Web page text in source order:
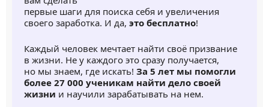
первые шаги для поиска себя и увеличения
своего заработка. И да, это бесплатно!
Каждый человек мечтает найти своё призвание
в жизни. Не у каждого это сразу получается,
но мы знаем, где искать! За 5 лет мы помогли
более 27 000 ученикам найти дело своей
жизни и научили зарабатывать на нем.